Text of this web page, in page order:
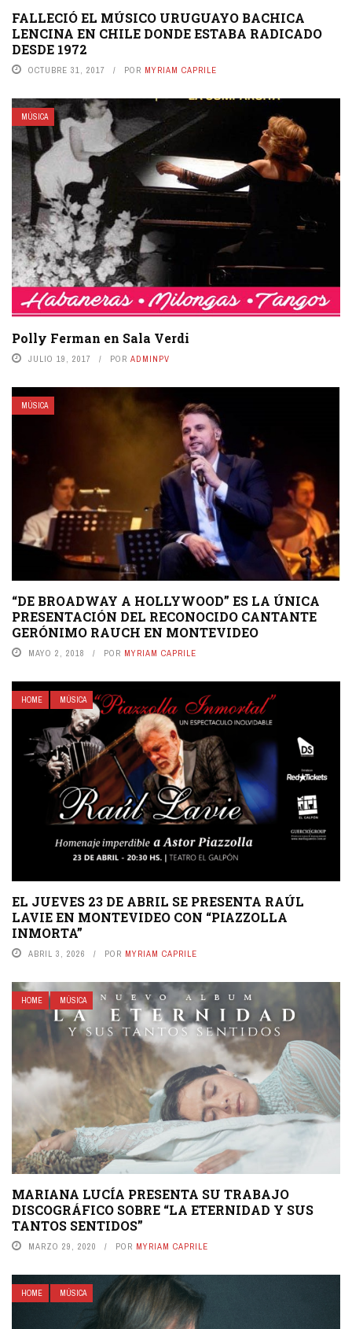
FALLECIÓ EL MÚSICO URUGUAYO BACHICA
LENCINA EN CHILE DONDE ESTABA RADICADO
DESDE 1972
OCTUBRE 31, 2017 POR MYRIAM CAPRILE
MÚSICA
Polly Ferman en Sala Verdi
JULIO 19, 2017 POR ADMINPV
MÚSICA
“DE BROADWAY A HOLLYWOOD” ES LA ÚNICA
PRESENTACIÓN DEL RECONOCIDO CANTANTE
GERÓNIMO RAUCH EN MONTEVIDEO
MAYO 2, 2018 POR MYRIAM CAPRILE
HOME MÚSICA
EL JUEVES 23 DE ABRIL SE PRESENTA RAÚL
LAVIE EN MONTEVIDEO CON “PIAZZOLLA
INMORTA”
ABRIL 3, 2026 POR MYRIAM CAPRILE
HOME MÚSICA
MARIANA LUCÍA PRESENTA SU TRABAJO
DISCOGRÁFICO SOBRE “LA ETERNIDAD Y SUS
TANTOS SENTIDOS”
MARZO 29, 2020 POR MYRIAM CAPRILE
HOME MÚSICA